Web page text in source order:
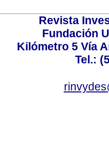
Revista
Fundación
Kilómetro 5 Vía
Tel.: